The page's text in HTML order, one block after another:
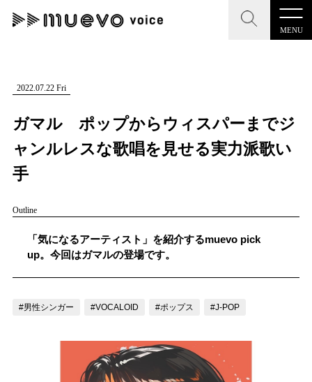
MENU
CLOSE
記事を検索する
#男性シンガー #HR/HM #女性シンガー
CLOSE
"読者の声を形にする”音楽特化メディア
記事一覧
プレスリリース一覧
お問い合わせ
2022.07.22 Fri
ガマル ポップからウィスパーまでジ
ャンルレスな歌唱を見せる実力派歌い
手
Outline
「気になるアーティスト」を紹介するmuevo pick
up。今回はガマルの登場です。
#男性シンガー #VOCALOID #ポップス #J-POP